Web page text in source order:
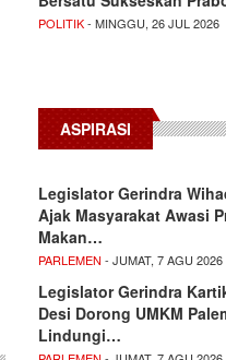
POLITIK- MINGGU, 26 JUL 2026
ASPIRASI
Legislator Gerindra
Ajak Masyarakat Awasi
Makan…
PARLEMEN - JUMAT, 7 AGU 2026
Legislator Gerindra
Desi Dorong UMKM
Lindungi…